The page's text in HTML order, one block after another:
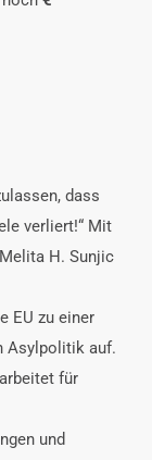
dass
verliert!“ Mit
H. Sunjic
EU zu einer
Asylpolitik auf.
für
und